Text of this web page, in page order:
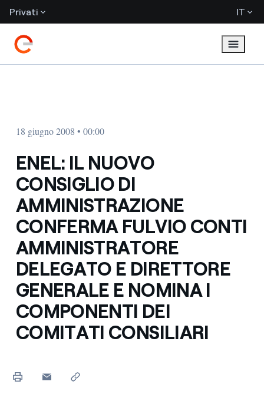
Privati IT
18 giugno 2008 • 00:00
ENEL: IL NUOVO
CONSIGLIO DI
AMMINISTRAZIONE
CONFERMA FULVIO CONTI
AMMINISTRATORE
DELEGATO E DIRETTORE
GENERALE E NOMINA I
COMPONENTI DEI
COMITATI CONSILIARI